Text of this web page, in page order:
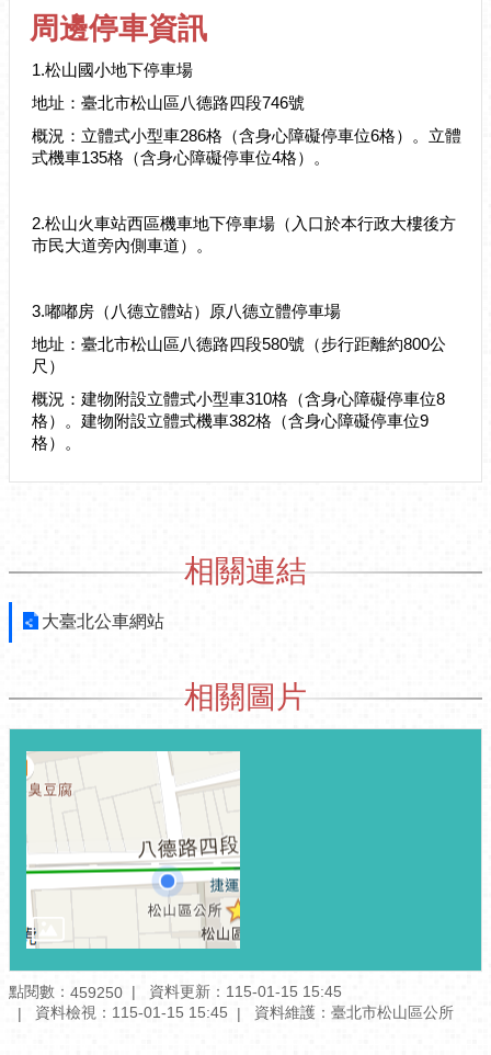
網
網
相
連
案
件-
服
務
通
無
障
專
計
料
資
料
個
人
資
料
保
護
專
周邊停車資訊
1.松山國小地下停車場
地址：臺北市松山區八德路四段746號
概況：立體式小型車286格（含身心障礙停車位6格）。立體
式機車135格（含身心障礙停車位4格）。
2.松山火車站西區機車地下停車場（入口於本行政大樓後方
市民大道旁內側車道）。
3.嘟嘟房（八德立體站）原八德立體停車場
地址：臺北市松山區八德路四段580號（步行距離約800公
尺）
概況：建物附設立體式小型車310格（含身心障礙停車位8
格）。建物附設立體式機車382格（含身心障礙停車位9
格）。
相關連結
大臺北公車網站
相關圖片
點閱數： 459250 資料更新： 115-01-15 15:45
資料檢視： 115-01-15 15:45 資料維護： 臺北市松山區公所